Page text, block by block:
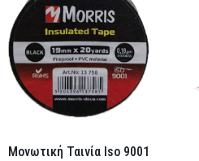
Μονωτική Ταινία Iso 9001